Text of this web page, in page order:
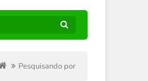
Pesquisando por